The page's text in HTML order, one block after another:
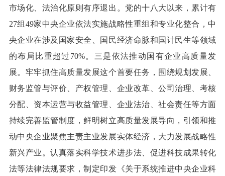
市场化、法治化原则有序退出。党的十八大以来，累计有
27组49家中央企业依法实施战略性重组和专业化整合，中
央企业在涉及国家安全、国民经济命脉和国计民生等领域
的布局比重超过70%。三是依法推动国有企业高质量发
展。牢牢抓住高质量发展这个首要任务，围绕规划发展、
财务监管与评价、产权管理、企业改革、公司治理、考核
分配、资本运营与收益管理、企业法治、社会责任等方面
持续完善监管制度，鲜明树立高质量发展导向，引领和推
动中央企业聚焦主责主业发展实体经济，大力发展战略性
新兴产业。认真落实科学技术进步法、促进科技成果转化
法等法律法规要求，制定印发《关于系统推进中央企业科